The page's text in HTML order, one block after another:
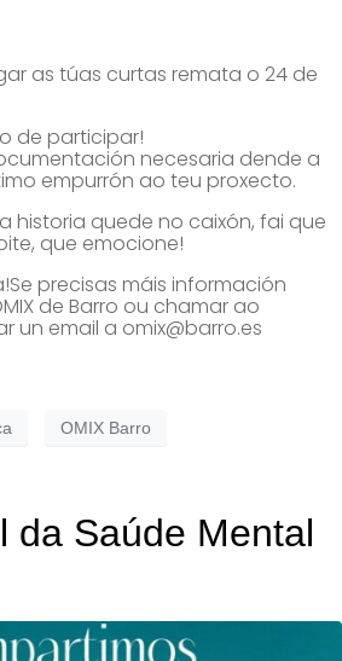
as túas curtas remata o 24 de
de participar!
necesaria dende a
empurrón ao teu proxecto.
historia quede no caixón, fai que
que emocione!
precisas máis información
de Barro ou chamar ao
un email a omix@barro.es
OMIX Barro
da Saúde Mental